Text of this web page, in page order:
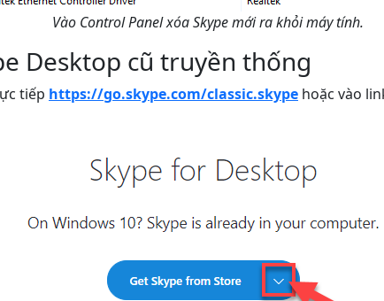
Vào Control Panel xóa Skype mới ra khỏi máy tính.
Desktop cũ truyền thống
tiếp https://go.skype.com/classic.skype hoặc vào